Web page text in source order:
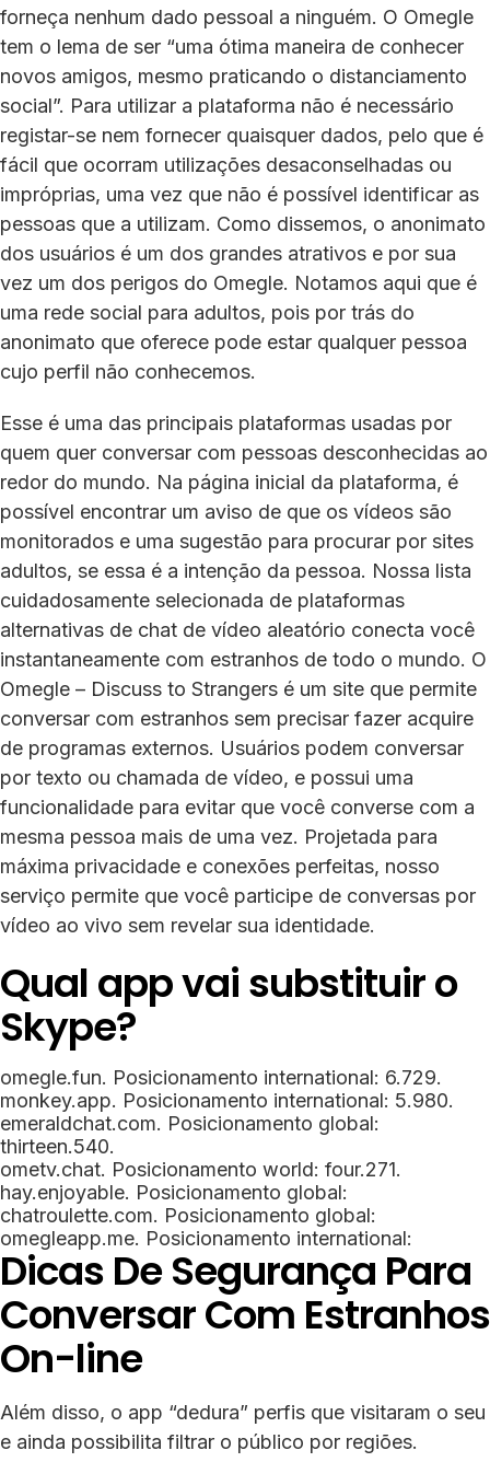
forneça nenhum dado pessoal a ninguém. O Omegle
tem o lema de ser “uma ótima maneira de conhecer
novos amigos, mesmo praticando o distanciamento
social”. Para utilizar a plataforma não é necessário
registar-se nem fornecer quaisquer dados, pelo que é
fácil que ocorram utilizações desaconselhadas ou
impróprias, uma vez que não é possível identificar as
pessoas que a utilizam. Como dissemos, o anonimato
dos usuários é um dos grandes atrativos e por sua
vez um dos perigos do Omegle. Notamos aqui que é
uma rede social para adultos, pois por trás do
anonimato que oferece pode estar qualquer pessoa
cujo perfil não conhecemos.
Esse é uma das principais plataformas usadas por
quem quer conversar com pessoas desconhecidas ao
redor do mundo. Na página inicial da plataforma, é
possível encontrar um aviso de que os vídeos são
monitorados e uma sugestão para procurar por sites
adultos, se essa é a intenção da pessoa. Nossa lista
cuidadosamente selecionada de plataformas
alternativas de chat de vídeo aleatório conecta você
instantaneamente com estranhos de todo o mundo. O
Omegle – Discuss to Strangers é um site que permite
conversar com estranhos sem precisar fazer acquire
de programas externos. Usuários podem conversar
por texto ou chamada de vídeo, e possui uma
funcionalidade para evitar que você converse com a
mesma pessoa mais de uma vez. Projetada para
máxima privacidade e conexões perfeitas, nosso
serviço permite que você participe de conversas por
vídeo ao vivo sem revelar sua identidade.
Qual app vai substituir o
Skype?
omegle.fun. Posicionamento international: 6.729.
monkey.app. Posicionamento international: 5.980.
emeraldchat.com. Posicionamento global:
thirteen.540.
ometv.chat. Posicionamento world: four.271.
hay.enjoyable. Posicionamento global:
chatroulette.com. Posicionamento global:
omegleapp.me. Posicionamento international:
Dicas De Segurança Para
Conversar Com Estranhos
On-line
Além disso, o app “dedura” perfis que visitaram o seu
e ainda possibilita filtrar o público por regiões.